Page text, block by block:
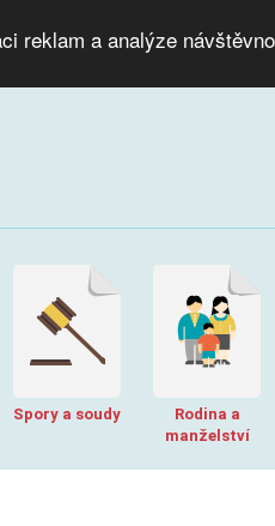
reklam a analýze
Spory a soudy
Rodina a
manželství